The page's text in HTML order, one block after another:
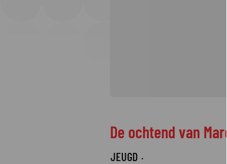
De ochtend van Mare
JEUGD ·